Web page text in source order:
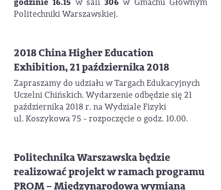
Politechniki Warszawskiej.
2018 China Higher Education
Exhibition, 21 października 2018
Zapraszamy do udziału w Targach Edukacyjnych
Uczelni Chińskich. Wydarzenie odbędzie się 21
października 2018 r. na Wydziale Fizyki
ul. Koszykowa 75 - rozpoczęcie o godz. 10.00.
Politechnika Warszawska będzie
realizować projekt w ramach programu
PROM – Międzynarodowa wymiana